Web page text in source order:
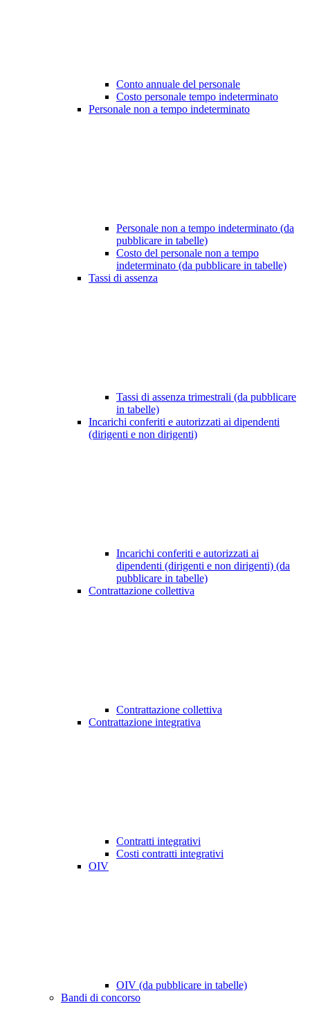
Conto annuale del personale
Costo personale tempo indeterminato
Personale non a tempo indeterminato
Personale non a tempo indeterminato (da
pubblicare in tabelle)
Costo del personale non a tempo
indeterminato (da pubblicare in tabelle)
Tassi di assenza
Tassi di assenza trimestrali (da pubblicare
in tabelle)
Incarichi conferiti e autorizzati ai dipendenti
(dirigenti e non dirigenti)
Incarichi conferiti e autorizzati ai
dipendenti (dirigenti e non dirigenti) (da
pubblicare in tabelle)
Contrattazione collettiva
Contrattazione collettiva
Contrattazione integrativa
Contratti integrativi
Costi contratti integrativi
OIV
OIV (da pubblicare in tabelle)
Bandi di concorso